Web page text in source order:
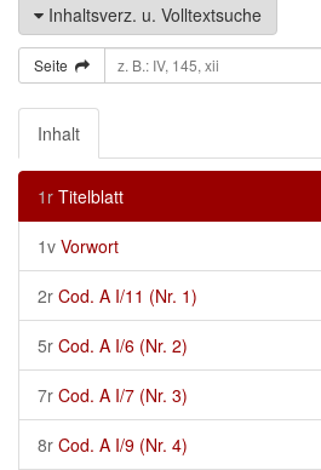
Inhaltsverz. u. Volltextsuche
Seite
Inhalt
1r Titelblatt
1v Vorwort
2r Cod. A I/11 (Nr. 1)
5r Cod. A I/6 (Nr. 2)
7r Cod. A I/7 (Nr. 3)
8r Cod. A I/9 (Nr. 4)